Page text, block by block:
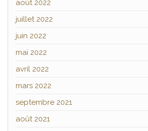
août 2022
juillet 2022
juin 2022
mai 2022
avril 2022
mars 2022
septembre 2021
août 2021